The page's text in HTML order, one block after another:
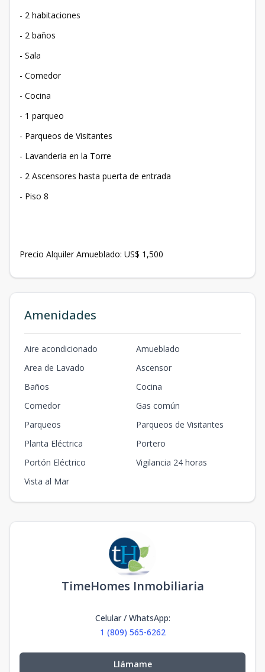
- 2 habitaciones
- ⁠2 baños
- ⁠Sala
- ⁠Comedor
- ⁠Cocina
- ⁠1 parqueo
- Parqueos de Visitantes
- Lavanderia en la Torre
- ⁠2 Ascensores hasta puerta de entrada
- ⁠Piso 8
Precio Alquiler Amueblado: US$ 1,500
Amenidades
Aire acondicionado
Amueblado
Area de Lavado
Ascensor
Baños
Cocina
Comedor
Gas común
Parqueos
Parqueos de Visitantes
Planta Eléctrica
Portero
Portón Eléctrico
Vigilancia 24 horas
Vista al Mar
TimeHomes Inmobiliaria
Celular / WhatsApp:
1 (809) 565-6262
Llámame